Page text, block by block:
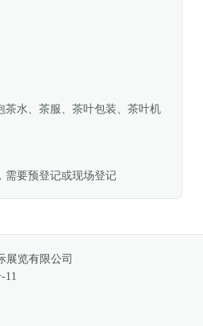
茶水、茶服、茶叶包装、茶叶机
需要预登记或现场登记
展览有限公司
11